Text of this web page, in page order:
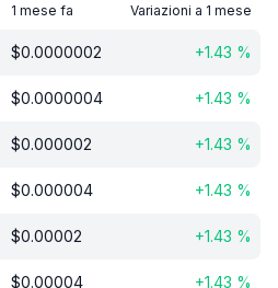
1 mese fa Variazioni a 1 mese
$0.0000002 +1.43 %
$0.0000004 +1.43 %
$0.000002 +1.43 %
$0.000004 +1.43 %
$0.00002 +1.43 %
$0.00004 +1.43 %